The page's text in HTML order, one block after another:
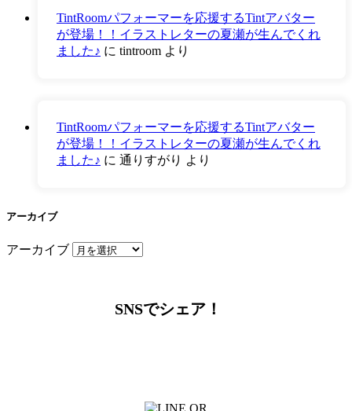
TintRoomパフォーマーを応援するTintアバター
が登場！！イラストレターの夏瀬が生んでくれ
ました♪ に tintroom より
TintRoomパフォーマーを応援するTintアバター
が登場！！イラストレターの夏瀬が生んでくれ
ました♪ に 通りすがり より
アーカイブ
アーカイブ
SNSでシェア！